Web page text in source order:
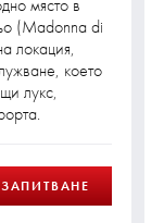
място в
(Madonna di
локация,
което
лукс,
ЗАПИТВАНЕ